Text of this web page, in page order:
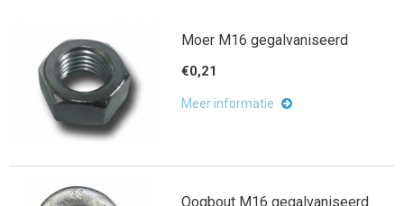
Moer M16 gegalvaniseerd
€0,21
Meer informatie
Oogbout M16 gegalvaniseerd